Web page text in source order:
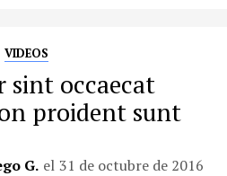
VIDEOS
sint occaecat
proident sunt
G. el 31 de octubre de 2016